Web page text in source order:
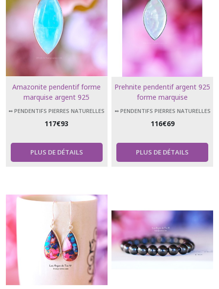
Amazonite pendentif forme
marquise argent 925
➻ PENDENTIFS PIERRES NATURELLES
117€93
PLUS DE DÉTAILS
Prehnite pendentif argent 925
forme marquise
➻ PENDENTIFS PIERRES NATURELLES
116€69
PLUS DE DÉTAILS